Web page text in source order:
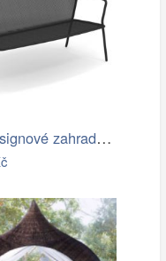
Emu designové zahradní sedačky Darwin…